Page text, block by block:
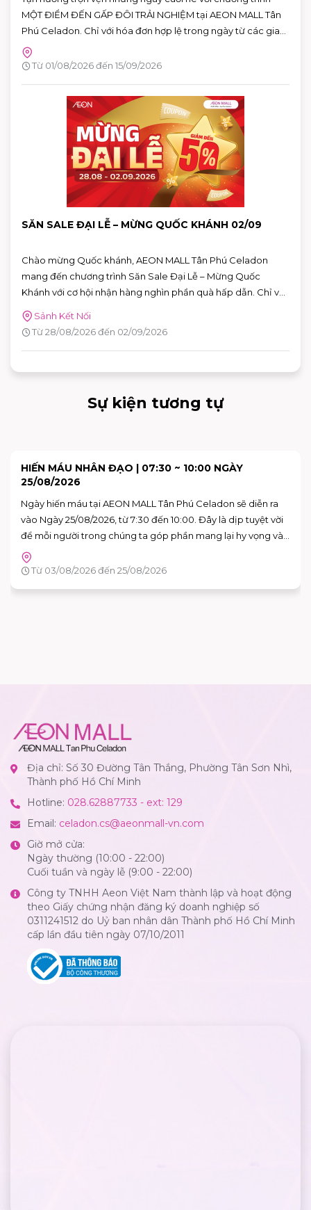
MỘT ĐIỂM ĐẾN GẤP ĐÔI TRẢI NGHIỆM tại AEON MALL Tân
Phú Celadon. Chỉ với hóa đơn hợp lệ trong ngày từ các gian
hàng tham gia, khách hàng có thể nhận ưu đãi chéo giữa
khu ẩm thực Vườn Ngon và các gian hàng giải trí, giúp hành
Từ 01/08/2026 đến 15/09/2026
SĂN SALE ĐẠI LỄ – MỪNG QUỐC KHÁNH 02/09
Chào mừng Quốc khánh, AEON MALL Tân Phú Celadon
mang đến chương trình Săn Sale Đại Lễ – Mừng Quốc
Khánh với cơ hội nhận hàng nghìn phần quà hấp dẫn. Chỉ với
hóa đơn từ 2.000.000 VNĐ, khách hàng có thể tham gia
vòng quay may mắn trên ứng dụng AEON MALL Việt Nam
để săn nhiều phần quà giá trị.
Sảnh Kết Nối
Từ 28/08/2026 đến 02/09/2026
Sự kiện tương tự
SKY: CHILDREN OF THE LIGHT TRẢI NGHIỆM KHÔNG
GIAN NGHỆ THUẬT "VAN GOGH THƯƠNG MẾN"
Bạn đã sẵn sàng để bước vào những bức họa của Van Gogh
chưa?
Từ 15/08/2026 đến 16/08/2026
Địa chỉ: Số 30 Đường Tân Thắng, Phường Tân Sơn Nhì,
Thành phố Hồ Chí Minh
Hotline: 028.62887733 - ext: 129
Email: celadon.cs@aeonmall-vn.com
Giờ mở cửa:
Ngày thường (10:00 - 22:00)
Cuối tuần và ngày lễ (9:00 - 22:00)
Công ty TNHH Aeon Việt Nam thành lập và hoạt động
theo Giấy chứng nhận đăng ký doanh nghiệp số
0311241512 do Uỷ ban nhân dân Thành phố Hồ Chí Minh
cấp lần đầu tiên ngày 07/10/2011